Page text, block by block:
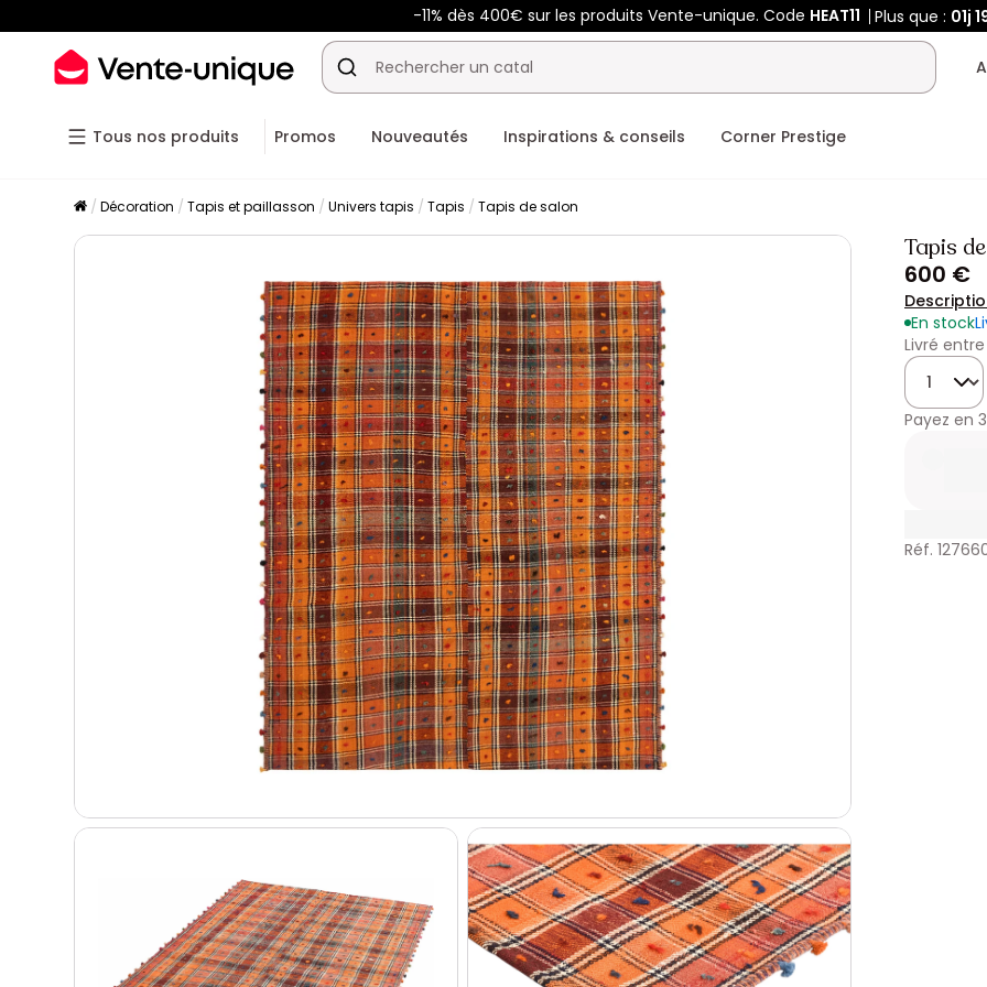
-11% dès 400€ sur les produits Vente-unique. Code HEAT11 Plus que : 01j
Tous nos produits Promos Nouveautés Inspirations & conseils Corner Prestige
Décoration Tapis et paillasson Univers tapis Tapis Tapis de salon
Tapis
600 €
En stock
Livré
Quantité
Payez en
Réf.